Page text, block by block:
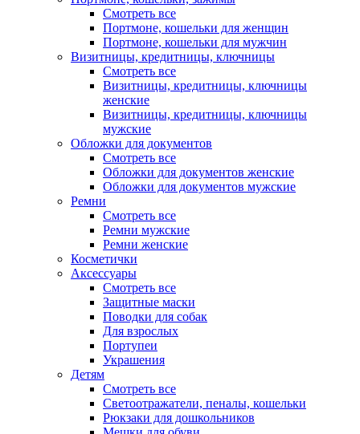
Смотреть все
Портмоне, кошельки для женщин
Портмоне, кошельки для мужчин
Визитницы, кредитницы, ключницы
Смотреть все
Визитницы, кредитницы, ключницы
женские
Визитницы, кредитницы, ключницы
мужские
Обложки для документов
Смотреть все
Обложки для документов женские
Обложки для документов мужские
Ремни
Смотреть все
Ремни мужские
Ремни женские
Косметички
Аксессуары
Смотреть все
Защитные маски
Поводки для собак
Для взрослых
Портупеи
Украшения
Детям
Смотреть все
Светоотражатели, пеналы, кошельки
Рюкзаки для дошкольников